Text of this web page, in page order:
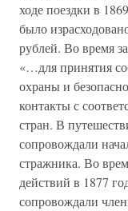
ходе поездки в
было
рублей. Во время
«…для принятия
охраны и
контакты с
стран. В
сопровождали
стражника. Во
действий в 1877
сопровождали